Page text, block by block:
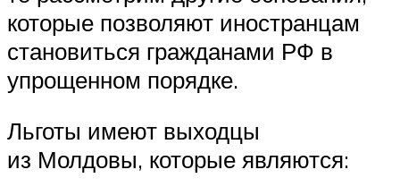
которые позволяют иностранцам
становиться гражданами РФ в
упрощенном порядке.
Льготы имеют выходцы
из Молдовы, которые являются: